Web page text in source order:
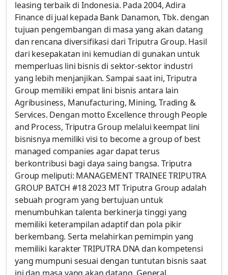
leasing terbaik di Indonesia. Pada 2004, Adira
Finance di jual kepada Bank Danamon, Tbk. dengan
tujuan pengembangan di masa yang akan datang
dan rencana diversifikasi dari Triputra Group. Hasil
dari kesepakatan ini kemudian di gunakan untuk
memperluas lini bisnis di sektor-sektor industri
yang lebih menjanjikan. Sampai saat ini, Triputra
Group memiliki empat lini bisnis antara lain
Agribusiness, Manufacturing, Mining, Trading &
Services. Dengan motto Excellence through People
and Process, Triputra Group melalui keempat lini
bisnisnya memiliki visi to become a group of best
managed companies agar dapat terus
berkontribusi bagi daya saing bangsa. Triputra
Group meliputi: MANAGEMENT TRAINEE TRIPUTRA
GROUP BATCH #18 2023 MT Triputra Group adalah
sebuah program yang bertujuan untuk
menumbuhkan talenta berkinerja tinggi yang
memiliki keterampilan adaptif dan pola pikir
berkembang. Serta melahirkan pemimpin yang
memiliki karakter TRIPUTRA DNA dan kompetensi
yang mumpuni sesuai dengan tuntutan bisnis saat